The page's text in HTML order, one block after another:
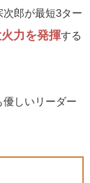
郎が最短3ター
力を発揮する
しいリーダー